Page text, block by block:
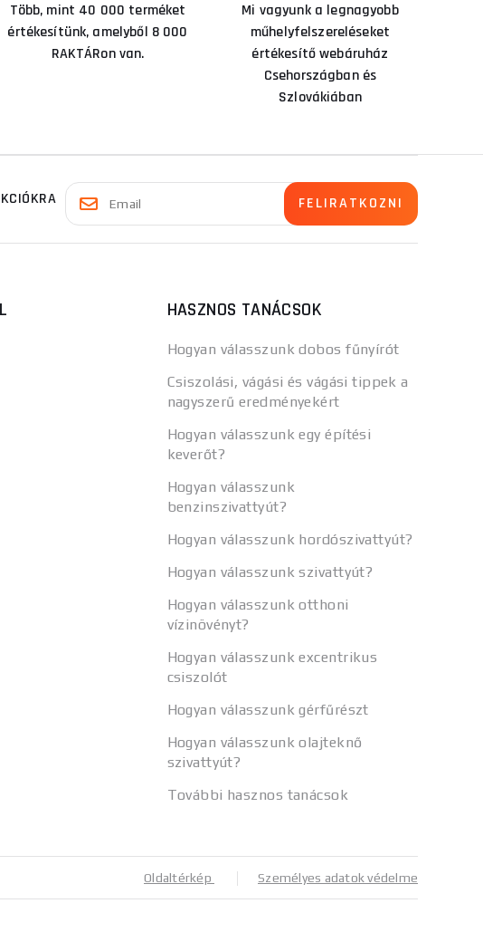
Több, mint 40 000 terméket
értékesítünk, amelyből 8 000
RAKTÁRon van.
Mi vagyunk a legnagyobb
műhelyfelszereléseket
értékesítő webáruház
Csehországban és
Szlovákiában
HASZNOS TANÁCSOK
Hogyan válasszunk dobos fűnyírót
Csiszolási, vágási és vágási tippek a
nagyszerű eredményekért
Hogyan válasszunk egy építési
keverőt?
Hogyan válasszunk
benzinszivattyút?
Hogyan válasszunk hordószivattyút?
Hogyan válasszunk szivattyút?
Hogyan válasszunk otthoni
vízinövényt?
Hogyan válasszunk excentrikus
csiszolót
Hogyan válasszunk gérfűrészt
Hogyan válasszunk olajteknő
szivattyút?
További hasznos tanácsok
Oldaltérkép Személyes adatok védelme